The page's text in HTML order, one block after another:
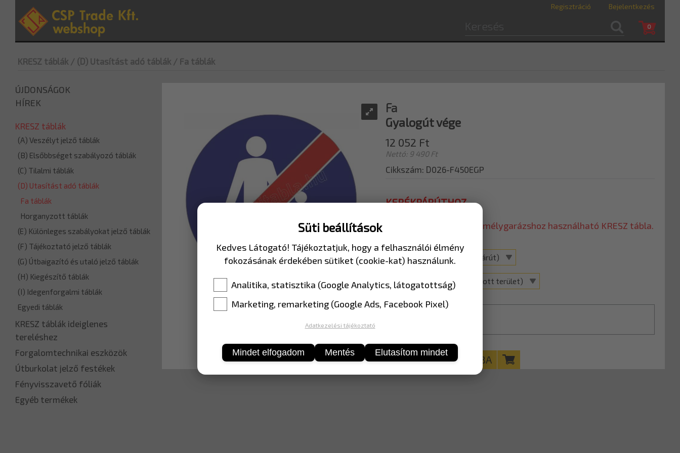
Regisztráció Bejelentkezés
0
KRESZ táblák / (D) Utasítást adó táblák / Fa táblák
Fa
Gyalogút vége
12 052 Ft
Nettó: 9 490 Ft
Cikkszám: D026-F450EGP
KERÉKPÁRÚTHOZ
Kerékpárutakhoz, vagy mélygarázshoz használható KRESZ tábla.
MÉRET 450 mm (Kerékpárút)
ANYAG EGP fóliával (Lakott terület)
KOSÁRBA
ÚJDONSÁGOK
HÍREK
KRESZ táblák
(A) Veszélyt jelző táblák
(B) Elsőbbséget szabályozó táblák
(C) Tilalmi táblák
(D) Utasítást adó táblák
Fa táblák
Horganyzott táblák
(E) Különleges szabályokat jelző táblák
(F) Tájékoztató jelző táblák
(G) Útbaigazító és utaló jelző táblák
(H) Kiegészítő táblák
(I) Idegenforgalmi táblák
Egyedi táblák
KRESZ táblák ideiglenes
tereléshez
Forgalomtechnikai eszközök
Útburkolat jelző festékek
Fényvisszavető fóliák
Egyéb termékek
Süti beállítások
Kedves Látogató! Tájékoztatjuk, hogy a felhasználói élmény
fokozásának érdekében sütiket (cookie-kat) használunk.
Analitika, statisztika (Google Analytics, látogatottság)
Marketing, remarketing (Google Ads, Facebook Pixel)
Adatkezelési tájékoztató
Mindet elfogadom Mentés Elutasítom mindet